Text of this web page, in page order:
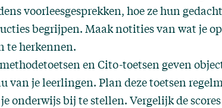
voorleesgesprekken, hoe ze hun
begrijpen. Maak notities van wat je
te herkennen.
en Cito-toetsen geven
van je leerlingen. Plan deze toetsen
onderwijs bij te stellen. Vergelijk de